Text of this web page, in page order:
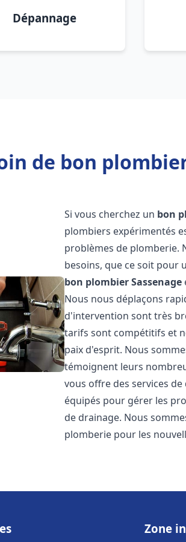
Dépannage
de bon
Si vous cherchez un bon
plombiers expérimentés
problèmes de plomberie.
besoins, que ce soit pour
bon plombierSassenage
Nous nous déplaçons
d'intervention sont très
tarifs sont compétitifs et
paix d'esprit. Nous
témoignent leurs
vous offre des services
équipés pour gérer les
de drainage. Nous
plomberie pour les
Zone